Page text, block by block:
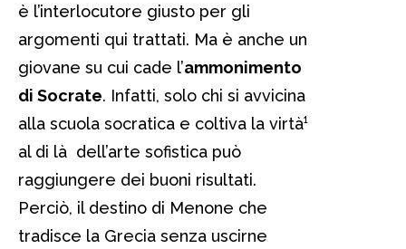
è l’interlocutore giusto per gli
argomenti qui trattati. Ma è anche un
giovane su cui cade l’ammonimento
di Socrate. Infatti, solo chi si avvicina
alla scuola socratica e coltiva la virtà¹
al di là dell’arte sofistica può
raggiungere dei buoni risultati.
Perciò, il destino di Menone che
tradisce la Grecia senza uscirne